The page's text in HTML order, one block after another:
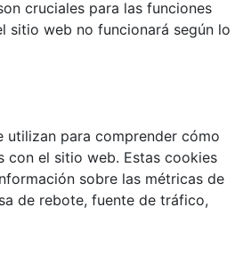
cruciales para las funciones
sitio web no funcionará según lo
utilizan para comprender cómo
con el sitio web. Estas cookies
sobre las métricas de
de rebote, fuente de tráfico,